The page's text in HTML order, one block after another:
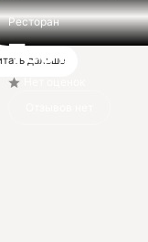
Ресторан
Тест
дальше